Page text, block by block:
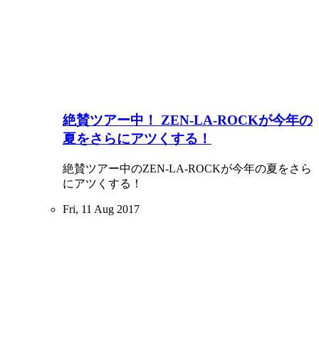
絶賛ツアー中！ ZEN-LA-ROCKが今年の
夏をさらにアツくする！
絶賛ツアー中のZEN-LA-ROCKが今年の夏をさら
にアツくする！
Fri, 11 Aug 2017